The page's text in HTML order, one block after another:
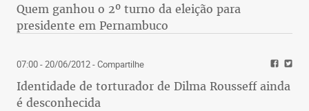
Quem ganhou o 2º turno da eleição para
presidente em Pernambuco
07:00 - 20/06/2012- Compartilhe
Identidade de torturador de Dilma Rousseff ainda
é desconhecida